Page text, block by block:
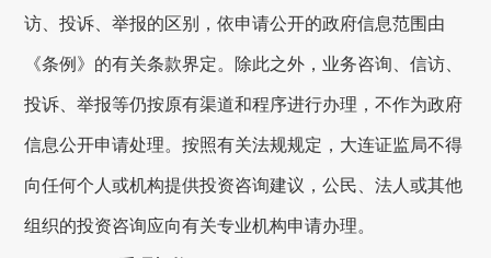
访、投诉、举报的区别，依申请公开的政府信息范围由
《条例》的有关条款界定。除此之外，业务咨询、信访、
投诉、举报等仍按原有渠道和程序进行办理，不作为政府
信息公开申请处理。按照有关法规规定， 大连证监局不得
向任何个人或机构提供投资咨询建议，公民、法人或其他
组织的投资咨询应向有关专业机构申请办理。